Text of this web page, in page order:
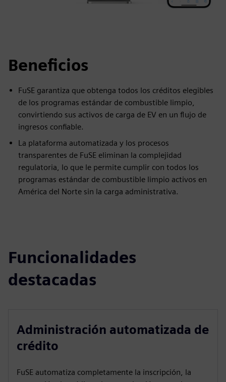
Beneficios
FuSE garantiza que obtenga todos los créditos elegibles
de los programas estándar de combustible limpio,
convirtiendo sus activos de carga de EV en un flujo de
ingresos confiable.
La plataforma automatizada y los procesos
transparentes de FuSE eliminan la complejidad
regulatoria, lo que le permite cumplir con todos los
programas estándar de combustible limpio activos en
América del Norte sin la carga administrativa.
Funcionalidades
destacadas
Administración automatizada de
crédito
FuSE automatiza completamente la inscripción, la